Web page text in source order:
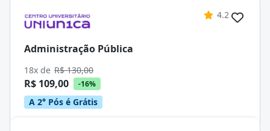
4.2
Administração Pública
18x de R$ 130,00
R$ 109,00 -16%
A 2° Pós é Grátis